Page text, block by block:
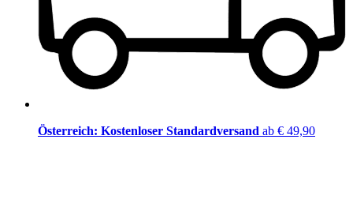
Österreich: Kostenloser Standardversand ab € 49,90